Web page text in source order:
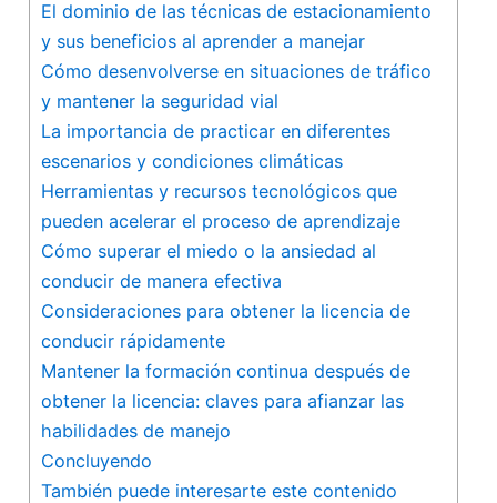
El dominio de las técnicas​ de estacionamiento
y sus beneficios al aprender a manejar
Cómo desenvolverse en situaciones de tráfico
‍y mantener la seguridad vial
La importancia de practicar en diferentes
‍escenarios y condiciones climáticas
Herramientas y recursos tecnológicos que
pueden acelerar el proceso de aprendizaje
Cómo superar el miedo o​ la ansiedad al
⁢conducir de manera efectiva
Consideraciones para obtener la⁣ licencia de
conducir rápidamente
Mantener la formación continua después de
obtener la licencia: claves para afianzar las
habilidades de manejo
Concluyendo
También puede interesarte este contenido